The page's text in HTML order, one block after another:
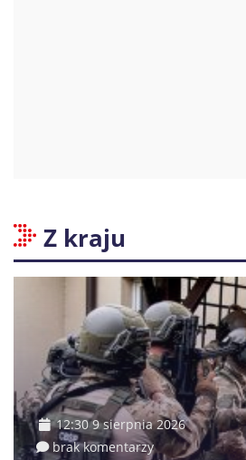
Z kraju
12:30 9 sierpnia 2026
brak komentarzy